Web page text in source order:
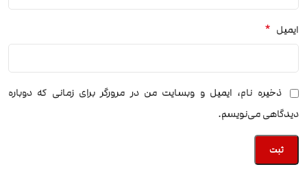
ایمیل *
ذخیره نام، ایمیل و وبسایت من در مرورگر برای زمانی که دوباره
دیدگاهی می‌نویسم.